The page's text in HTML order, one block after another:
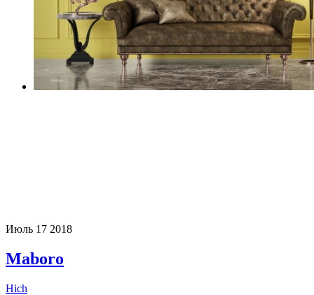
Июль 17 2018
Maboro
Hich